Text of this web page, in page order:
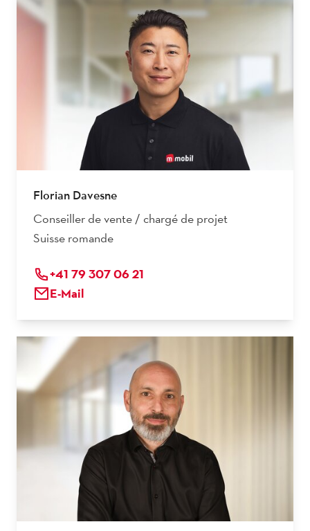
Florian Davesne
Conseiller de vente / chargé de projet
Suisse romande
+41 79 307 06 21
E-Mail